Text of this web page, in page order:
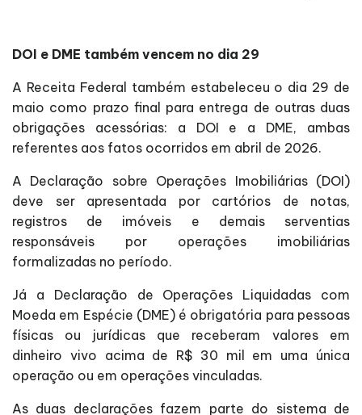
DOI e DME também vencem no dia 29
A Receita Federal também estabeleceu o dia 29 de
maio como prazo final para entrega de outras duas
obrigações acessórias: a DOI e a DME, ambas
referentes aos fatos ocorridos em abril de 2026.
A Declaração sobre Operações Imobiliárias (DOI)
deve ser apresentada por cartórios de notas,
registros de imóveis e demais serventias
responsáveis por operações imobiliárias
formalizadas no período.
Já a Declaração de Operações Liquidadas com
Moeda em Espécie (DME) é obrigatória para pessoas
físicas ou jurídicas que receberam valores em
dinheiro vivo acima de R$ 30 mil em uma única
operação ou em operações vinculadas.
As duas declarações fazem parte do sistema de